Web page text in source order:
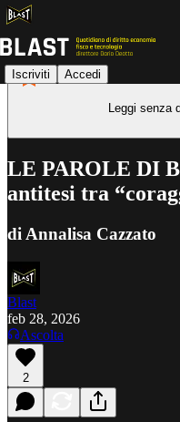
Iscriviti Accedi
Leggi senza
LE PAROLE DI
antitesi tra
di Annalisa Cazzato
Blast
feb 28, 2026
Ascolta
2